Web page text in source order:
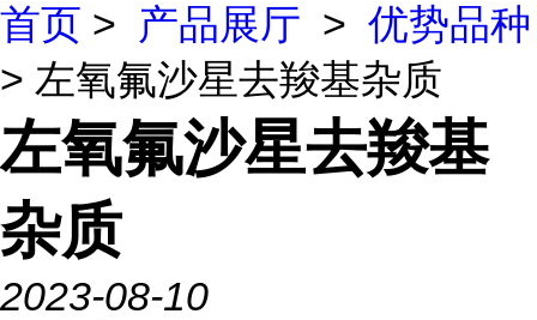
首页 > 产品展厅 > 优势品种
> 左氧氟沙星去羧基杂质
左氧氟沙星去羧基
杂质
2023-08-10